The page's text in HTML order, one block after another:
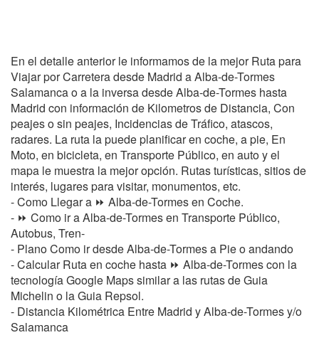
En el detalle anterior le informamos de la mejor Ruta para
Viajar por Carretera desde Madrid a Alba-de-Tormes
Salamanca o a la inversa desde Alba-de-Tormes hasta
Madrid con información de Kilometros de Distancia, Con
peajes o sin peajes, Incidencias de Tráfico, atascos,
radares. La ruta la puede planificar en coche, a pie, En
Moto, en bicicleta, en Transporte Público, en auto y el
mapa le muestra la mejor opción. Rutas turísticas, sitios de
interés, lugares para visitar, monumentos, etc.
- Como Llegar a ⏩ Alba-de-Tormes en Coche.
- ⏩ Como ir a Alba-de-Tormes en Transporte Público,
Autobus, Tren-
- Plano Como ir desde Alba-de-Tormes a Pie o andando
- Calcular Ruta en coche hasta ⏩ Alba-de-Tormes con la
tecnología Google Maps similar a las rutas de Guia
Michelin o la Guia Repsol.
- Distancia Kilométrica Entre Madrid y Alba-de-Tormes y/o
Salamanca